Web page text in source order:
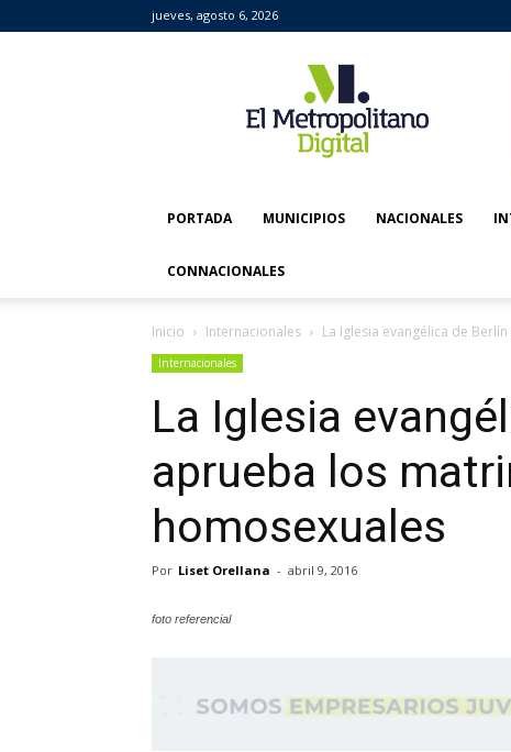
jueves, agosto 6, 2026
Metropolitano
Digital
PORTADA MUNICIPIOS NACIONALES
CONNACIONALES
Inicio Internacionales La Iglesia evangélica de
Internacionales
La Iglesia
aprueba los
homosexuales
Por Liset Orellana - abril 9, 2016
foto referencial